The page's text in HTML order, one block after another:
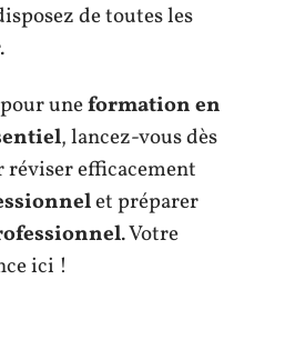
de toutes les
uneformation en
, lancez-vous dès
efficacement
et préparer
. Votre
ici !